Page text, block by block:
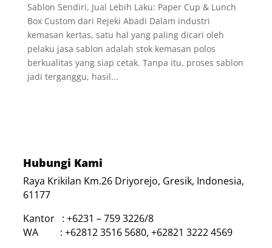
Sablon Sendiri, Jual Lebih Laku: Paper Cup & Lunch
Box Custom dari Rejeki Abadi Dalam industri
kemasan kertas, satu hal yang paling dicari oleh
pelaku jasa sablon adalah stok kemasan polos
berkualitas yang siap cetak. Tanpa itu, proses sablon
jadi terganggu, hasil...
Hubungi Kami
Raya Krikilan Km.26 Driyorejo, Gresik, Indonesia,
61177
Kantor : +6231 – 759 3226/8
WA : +62812 3516 5680, +62821 3222 4569